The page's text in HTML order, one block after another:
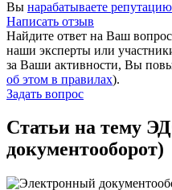
Вы нарабатываете репутацию
Написать отзыв
Найдите ответ на Ваш
наши эксперты или
за Ваши активности, Вы
об этом в правилах).
Задать вопрос
Статьи на тему
документооборот)